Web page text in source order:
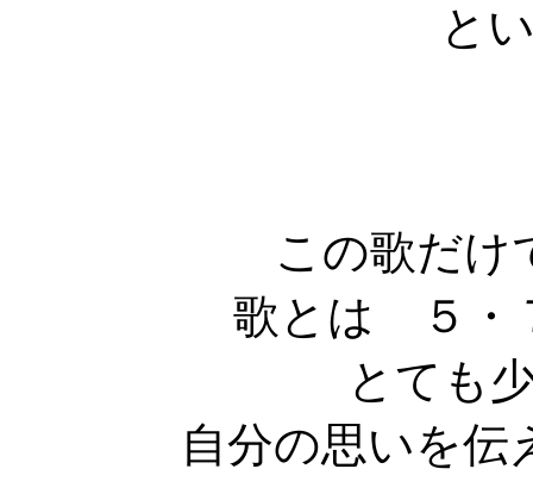
と
この歌だけ
歌とは ５・
とても
自分の思いを伝